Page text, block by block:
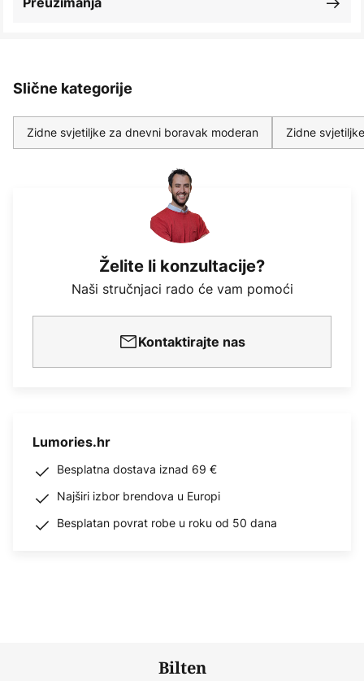
Slične kategorije
Zidne svjetiljke za dnevni boravak moderan Zidne
Želite li konzultacije?
Naši stručnjaci rado će vam pomoći
Kontaktirajte nas
Lumories.hr
Besplatna dostava iznad 69 €
Najširi izbor brendova u Europi
Besplatan povrat robe u roku od 50 dana
Bilten